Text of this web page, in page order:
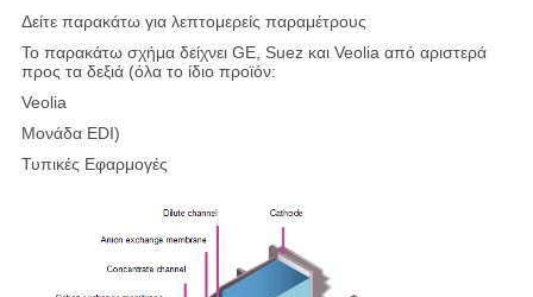
Δείτε παρακάτω για λεπτομερείς παραμέτρους
Το παρακάτω σχήμα δείχνει GE, Suez και Veolia από αριστερά
προς τα δεξιά (όλα το ίδιο προϊόν:
Veolia
Μονάδα EDI)
Τυπικές Εφαρμογές